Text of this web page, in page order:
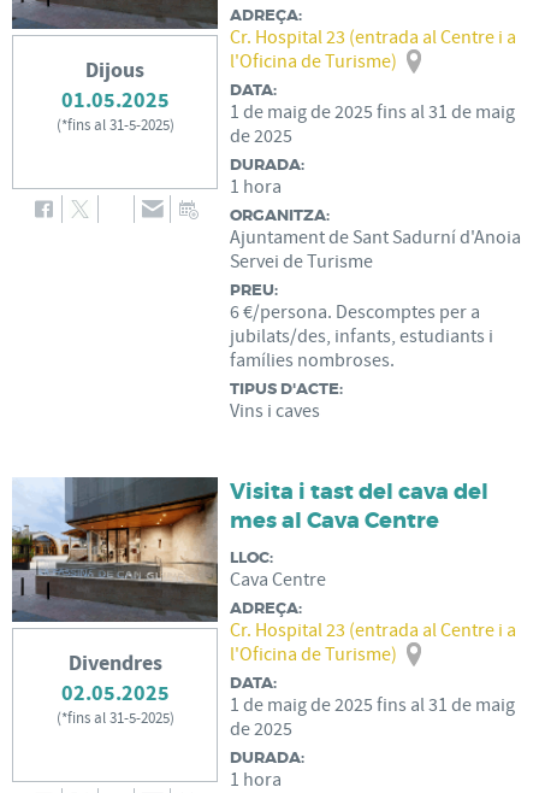
Dijous
01.05.2025
(*fins al 31-5-2025)
ADREÇA:
Cr. Hospital 23 (entrada al Centre i a
l'Oficina de Turisme)
DATA:
1 de maigde2025 fins al31 de maig
de2025
DURADA:
1 hora
ORGANITZA:
Ajuntament de Sant Sadurní d'Anoia
Servei de Turisme
PREU:
6 €/persona. Descomptes per a
jubilats/des, infants, estudiants i
famílies nombroses.
TIPUS D'ACTE:
Vins i caves
Divendres
02.05.2025
(*fins al 31-5-2025)
Visita i tast del cava del
mes al Cava Centre
LLOC:
Cava Centre
ADREÇA:
Cr. Hospital 23 (entrada al Centre i a
l'Oficina de Turisme)
DATA:
1 de maigde2025 fins al31 de maig
de2025
DURADA:
1 hora